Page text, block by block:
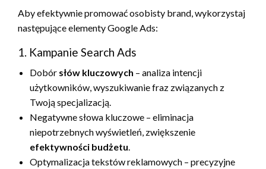
Aby efektywnie promować osobisty brand, wykorzystaj
następujące elementy Google Ads:
1. Kampanie Search Ads
Dobór słów kluczowych – analiza intencji
użytkowników, wyszukiwanie fraz związanych z
Twoją specjalizacją.
Negatywne słowa kluczowe – eliminacja
niepotrzebnych wyświetleń, zwiększenie
efektywności budżetu.
Optymalizacja tekstów reklamowych – precyzyjne